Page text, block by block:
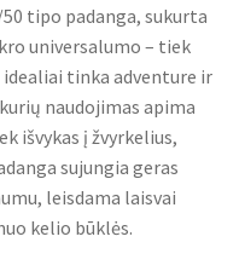
tipo padanga, sukurta
universalumo – tiek
tinka adventure ir
naudojimas apima
išvykas į žvyrkelius,
sujungia geras
leisdama laisvai
kelio būklės.